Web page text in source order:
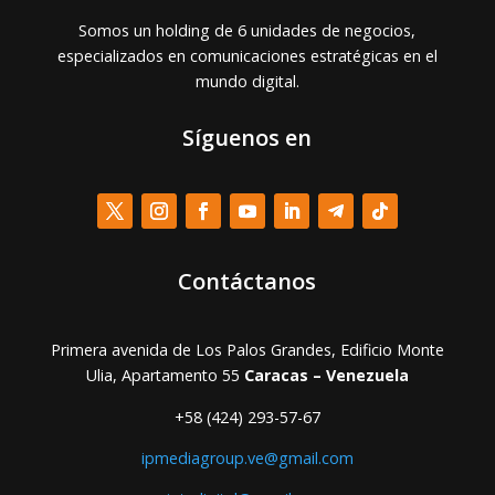
Somos un holding de 6 unidades de negocios,
especializados en comunicaciones estratégicas en el
mundo digital.
Síguenos en
Contáctanos
Primera avenida de Los Palos Grandes, Edificio Monte
Ulia, Apartamento 55 Caracas – Venezuela
+58 (424) 293-57-67
ipmediagroup.ve@gmail.com